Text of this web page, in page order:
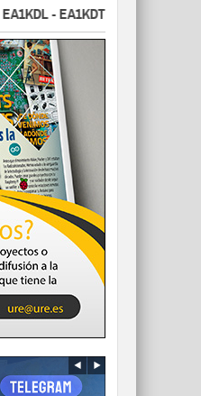
- EA1KDT - EA2FBJ - EA2FJU